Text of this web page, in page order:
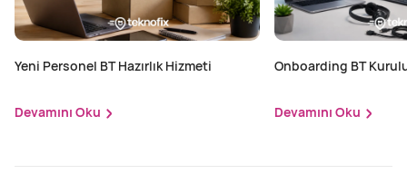
Yeni Personel BT Hazırlık Hizmeti
Devamını Oku
Onboarding BT
Devamını Oku